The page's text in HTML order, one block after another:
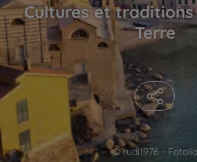
© rudi1976 - Fotolia
Cultures et traditions
Terre